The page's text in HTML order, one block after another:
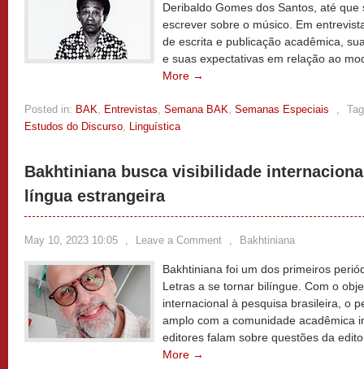
Deribaldo Gomes dos Santos, até
escrever sobre o músico. Em
de escrita e publicação acadêmica,
e suas expectativas em relação ao
More →
Posted in: BAK, Entrevistas, Semana BAK, Semanas Especiais ,
Estudos do Discurso, Linguística
Bakhtiniana busca visibilidade
língua estrangeira
May 10, 2023 10:05 , Leave a Comment , Bakhtiniana
Bakhtiniana foi um dos primeiros
Letras a se tornar bilíngue. Com o
internacional à pesquisa brasileira, o
amplo com a comunidade acadêmica
editores falam sobre questões da
More →